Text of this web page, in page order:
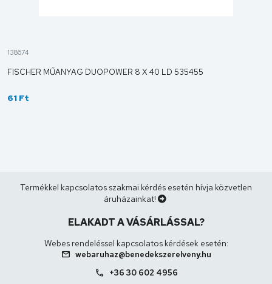
138674
FISCHER MŰANYAG DUOPOWER 8 X 40 LD 535455
61 Ft
Termékkel kapcsolatos szakmai kérdés esetén hívja közvetlen
áruházainkat!
ELAKADT A VÁSÁRLÁSSAL?
Webes rendeléssel kapcsolatos kérdések esetén:
mail webaruhaz@benedekszerelveny.hu
call +36 30 602 4956